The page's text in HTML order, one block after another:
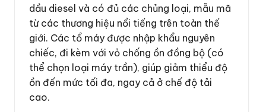
dầu diesel và có đủ các chủng loại, mẫu mã
từ các thương hiệu nổi tiếng trên toàn thế
giới. Các tổ máy được nhập khẩu nguyên
chiếc, đi kèm với vỏ chống ồn đồng bộ (có
thể chọn loại máy trần), giúp giảm thiểu độ
ồn đến mức tối đa, ngay cả ở chế độ tải
cao.